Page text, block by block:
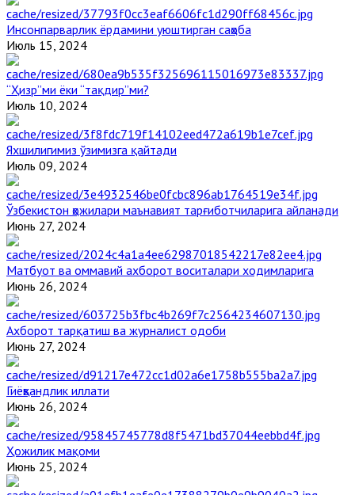
Инсонпарварлик ёрдамини уюштирган саҳоба
Июль 15, 2024
“Ҳизр”ми ёки “тақдир”ми?
Июль 10, 2024
Яхшилигимиз ўзимизга қайтади
Июль 09, 2024
Ўзбекистон ҳожилари маънавият тарғиботчиларига айланади
Июнь 27, 2024
Матбуот ва оммавий ахборот воситалари ходимларига
Июнь 26, 2024
Ахборот тарқатиш ва журналист одоби
Июнь 27, 2024
Гиёҳвандлик иллати
Июнь 26, 2024
Ҳожилик мақоми
Июнь 25, 2024